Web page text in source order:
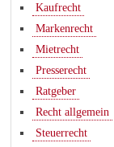
Kaufrecht
Markenrecht
Mietrecht
Presserecht
Ratgeber
Recht allgemein
Steuerrecht